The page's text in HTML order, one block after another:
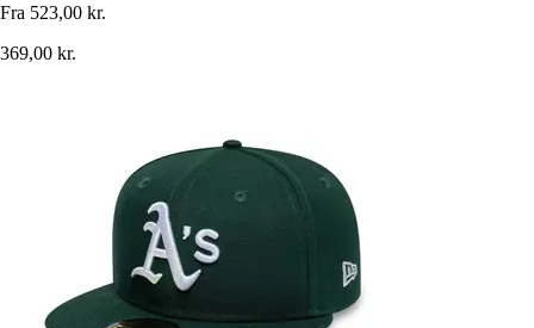
Fra 523,00 kr.
369,00 kr.